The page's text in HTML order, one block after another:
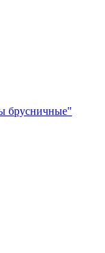
брусничные"